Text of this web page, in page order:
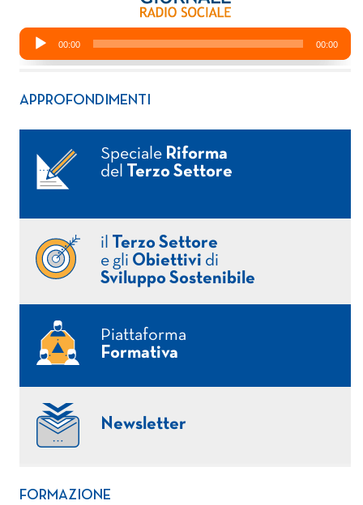
APPROFONDIMENTI
Speciale Riforma
del
Terzo Settore
il
Terzo Settore
e gli Obiettivi di
Sviluppo Sostenibile
Piattaforma
Formativa
Newsletter
FORMAZIONE